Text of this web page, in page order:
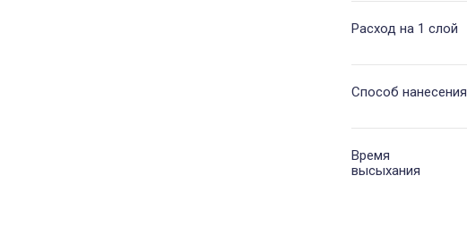
Расход на 1 слой
Способ нанесения
Время
высыхания